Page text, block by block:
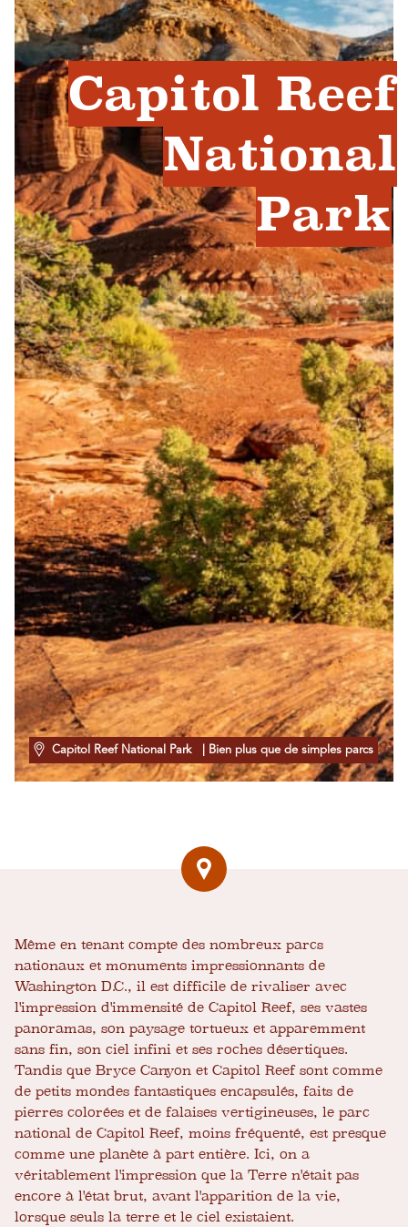
Capitol Reef
National
Park
Capitol Reef National Park | Bien plus que de simples parcs
Même en tenant compte des nombreux parcs
nationaux et monuments impressionnants de
Washington D.C., il est difficile de rivaliser avec
l'impression d'immensité de Capitol Reef, ses vastes
panoramas, son paysage tortueux et apparemment
sans fin, son ciel infini et ses roches désertiques.
Tandis que Bryce Canyon et Capitol Reef sont comme
de petits mondes fantastiques encapsulés, faits de
pierres colorées et de falaises vertigineuses, le parc
national de Capitol Reef, moins fréquenté, est presque
comme une planète à part entière. Ici, on a
véritablement l'impression que la Terre n'était pas
encore à l'état brut, avant l'apparition de la vie,
lorsque seuls la terre et le ciel existaient.